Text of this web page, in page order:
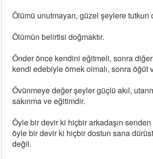
Ölümü unutmayan, güzel şeylere tutkun
Ölümün belirtisi doğmaktır.
Önder önce kendini eğitmeli, sonra
kendi edebiyle örnek olmalı, sonra öğüt
Övünmeye değer şeyler güçlü akıl,
sakınma ve eğitimdir.
Öyle bir devir ki hiçbir arkadaşın
öyle bir devir ki hiçbir dostun sana
değil.